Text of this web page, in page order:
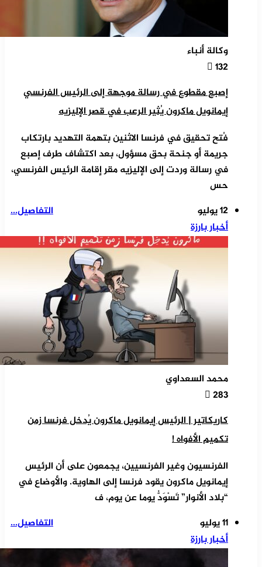
وكالة أنباء
132
إصبع مقطوع في رسالة موجهة إلى الرئيس الفرنسي
إيمانويل ماكرون يُثير الرعب في قصر الإليزيه
فُتح تحقيق في فرنسا الاثنين بتهمة التهديد بارتكاب
جريمة أو جنحة بحق مسؤول، بعد اكتشاف طرف إصبع
في رسالة وردت إلى الإليزيه مقر إقامة الرئيس الفرنسي،
حس
التفاصيل...
12 يوليو
أخبار بارزة
محمد السعداوي
283
كاريكاتير | الرئيس إيمانويل ماكرون يُدخل فرنسا زمن
تكميم الأفواه !
الفرنسيون وغير الفرنسيين، يجمعون على أن الرئيس
إيمانويل ماكرون يقود فرنسا إلى الهاوية. والأوضاع في
“بلاد الأنوار” تَسْوَدُّ يوما عن يوم، ف
التفاصيل...
11 يوليو
أخبار بارزة